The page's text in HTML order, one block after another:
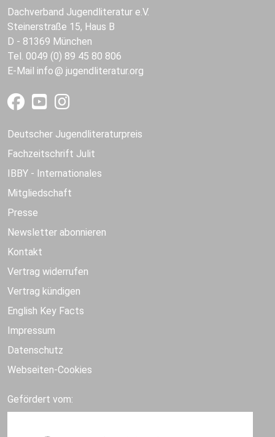
Dachverband Jugendliteratur e.V.
Steinerstraße 15, Haus B
D - 81369 München
Tel. 0049 (0) 89 45 80 806
E-Mail info jugendliteratur.org
Deutscher Jugendliteraturpreis
Fachzeitschrift Julit
IBBY - Internationales
Mitgliedschaft
Presse
Newsletter abonnieren
Kontakt
Vertrag widerrufen
Vertrag kündigen
English Key Facts
Impressum
Datenschutz
Webseiten-Cookies
Gefördert vom: